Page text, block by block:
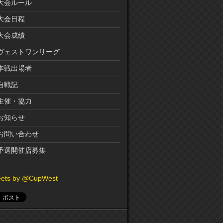
会ルール
会日程
会成績
ェストワンリーグ
戦出場者
戦記
催・協力
知らせ
問い合わせ
選開催店募集
by @CupWest